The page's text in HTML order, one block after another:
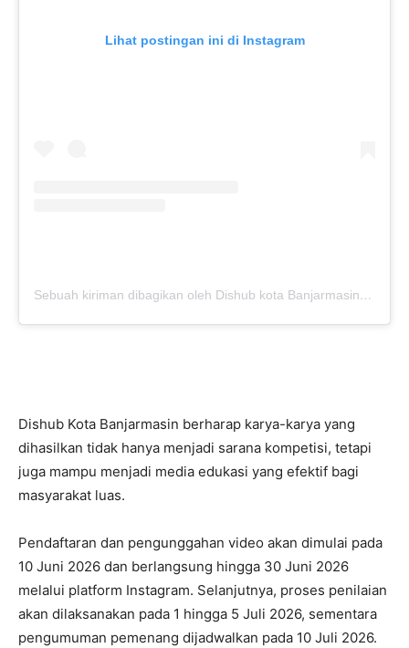
Lihat postingan ini di Instagram
Sebuah kiriman dibagikan oleh Dishub kota Banjarmasin (@dishub.banjarmasin)
Dishub Kota Banjarmasin berharap karya-karya yang
dihasilkan tidak hanya menjadi sarana kompetisi, tetapi
juga mampu menjadi media edukasi yang efektif bagi
masyarakat luas.
Pendaftaran dan pengunggahan video akan dimulai pada
10 Juni 2026 dan berlangsung hingga 30 Juni 2026
melalui platform Instagram. Selanjutnya, proses penilaian
akan dilaksanakan pada 1 hingga 5 Juli 2026, sementara
pengumuman pemenang dijadwalkan pada 10 Juli 2026.